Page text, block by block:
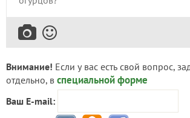
Внимание! Если у вас есть свой вопрос,
отдельно, в специальной форме
Ваш E-mail: